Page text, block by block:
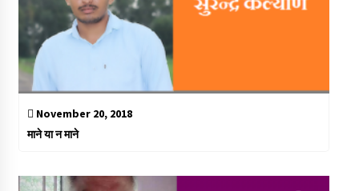
November 20, 2018
माने या न माने